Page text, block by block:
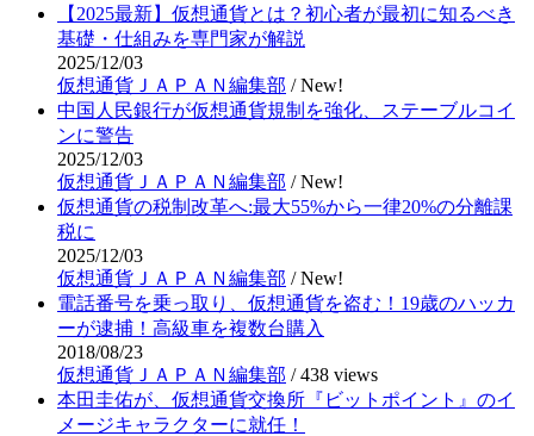
【2025最新】仮想通貨とは？初心者が最初に知るべき
基礎・仕組みを専門家が解説
2025/12/03
仮想通貨ＪＡＰＡＮ編集部 /New!
中国人民銀行が仮想通貨規制を強化、ステーブルコイ
ンに警告
2025/12/03
仮想通貨ＪＡＰＡＮ編集部 /New!
仮想通貨の税制改革へ:最大55%から一律20%の分離課
税に
2025/12/03
仮想通貨ＪＡＰＡＮ編集部 /New!
電話番号を乗っ取り、仮想通貨を盗む！19歳のハッカ
ーが逮捕！高級車を複数台購入
2018/08/23
仮想通貨ＪＡＰＡＮ編集部 /438 views
本田圭佑が、仮想通貨交換所『ビットポイント』のイ
メージキャラクターに就任！